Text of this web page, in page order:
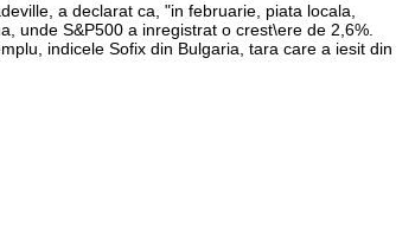
a declarat ca, "in februarie, piata locala,
unde S&P500 a inregistrat o crest\ere de 2,6%.
indicele Sofix din Bulgaria, tara care a iesit din